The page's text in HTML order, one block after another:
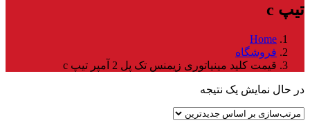
تیپ c
Home
فروشگاه
قیمت کلید مینیاتوری زیمنس تک پل 2 آمپر تیپ c
در حال نمایش یک نتیجه